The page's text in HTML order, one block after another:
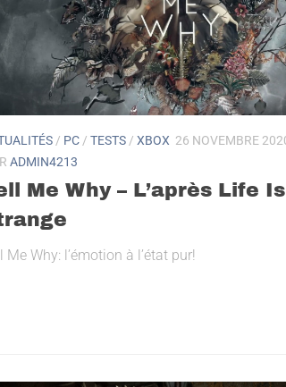
/ PC / TESTS / XBOX 26 NOVEMBRE
ADMIN4213
Me Why – L’après Life Is
Me Why: l’émotion à l’état pur!